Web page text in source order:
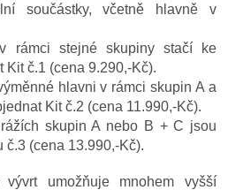
součástky, včetně hlavně v
rámci stejné skupiny stačí ke
Kit č.1 (cena 9.290,-Kč).
hlavni v rámci skupin A a
Kit č.2 (cena 11.990,-Kč).
skupin A nebo B + C jsou
č.3 (cena 13.990,-Kč).
vývrt umožňuje mnohem vyšší